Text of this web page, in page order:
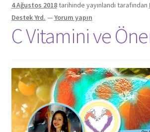
Sayfamı Düzenlemek İstiyorum
Yardım
4 Ağustos 2018tarihinde yayınlandı tarafından
Destek Yrd. —Yorum yapın
C Vitamini ve